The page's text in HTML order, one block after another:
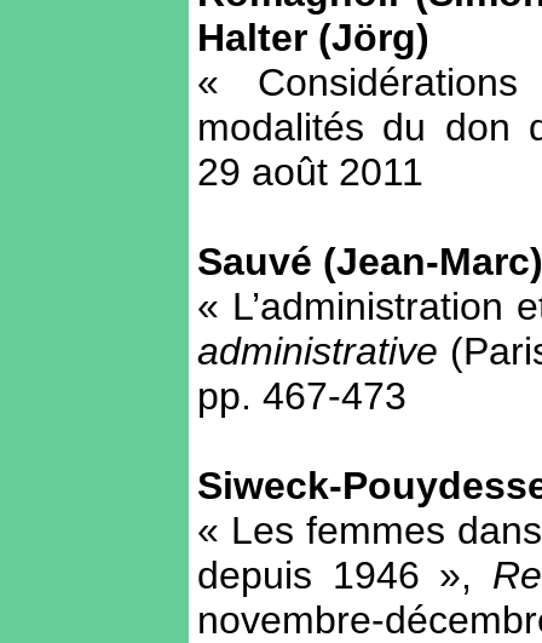
Halter (Jörg)
«
modalités du don
29 août 2011
Sauvé (Jean-Marc)
« L’administration
administrative
pp. 467-473
Siweck-
« Les femmes
depuis 1946 »,
novembre-